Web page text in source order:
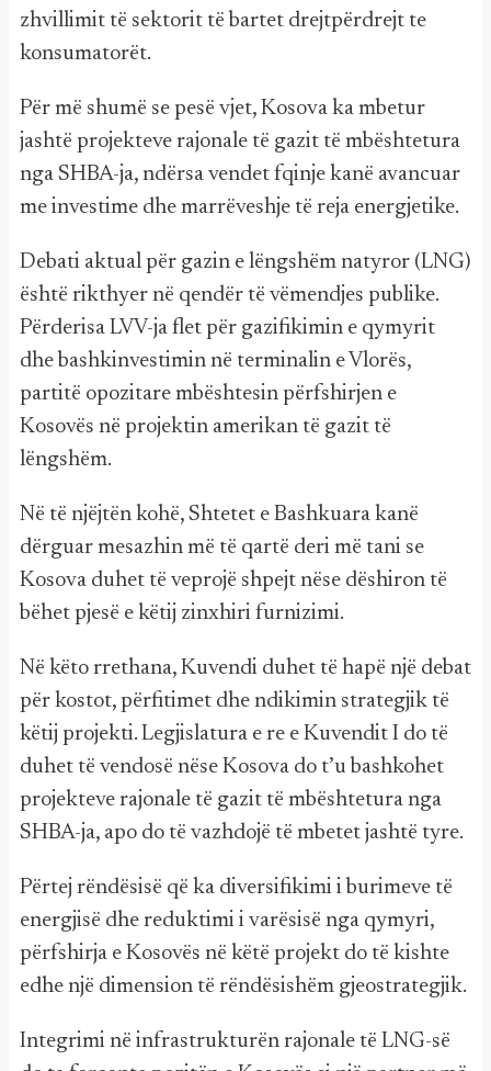
zhvillimit të sektorit të bartet drejtpërdrejt te
konsumatorët.
Për më shumë se pesë vjet, Kosova ka mbetur
jashtë projekteve rajonale të gazit të mbështetura
nga SHBA-ja, ndërsa vendet fqinje kanë avancuar
me investime dhe marrëveshje të reja energjetike.
Debati aktual për gazin e lëngshëm natyror (LNG)
është rikthyer në qendër të vëmendjes publike.
Përderisa LVV-ja flet për gazifikimin e qymyrit
dhe bashkinvestimin në terminalin e Vlorës,
partitë opozitare mbështesin përfshirjen e
Kosovës në projektin amerikan të gazit të
lëngshëm.
Në të njëjtën kohë, Shtetet e Bashkuara kanë
dërguar mesazhin më të qartë deri më tani se
Kosova duhet të veprojë shpejt nëse dëshiron të
bëhet pjesë e këtij zinxhiri furnizimi.
Në këto rrethana, Kuvendi duhet të hapë një debat
për kostot, përfitimet dhe ndikimin strategjik të
këtij projekti. Legjislatura e re e Kuvendit I do të
duhet të vendosë nëse Kosova do t’u bashkohet
projekteve rajonale të gazit të mbështetura nga
SHBA-ja, apo do të vazhdojë të mbetet jashtë tyre.
Përtej rëndësisë që ka diversifikimi i burimeve të
energjisë dhe reduktimi i varësisë nga qymyri,
përfshirja e Kosovës në këtë projekt do të kishte
edhe një dimension të rëndësishëm gjeostrategjik.
Integrimi në infrastrukturën rajonale të LNG-së